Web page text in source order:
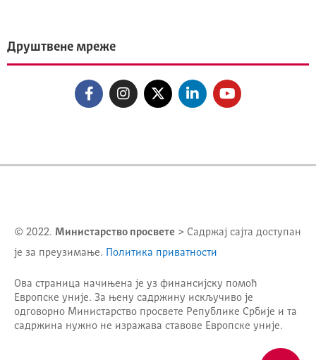
Друштвене мреже
© 2022. Министарство просвете > Садржај сајта доступан
је за преузимање. Политика приватности
Ова страница начињена је уз финансијску помоћ
Европске уније. За њену садржину искључиво је
одговорно Министарство просвете Републике Србије и та
садржина нужно не изражава ставове Европске уније.